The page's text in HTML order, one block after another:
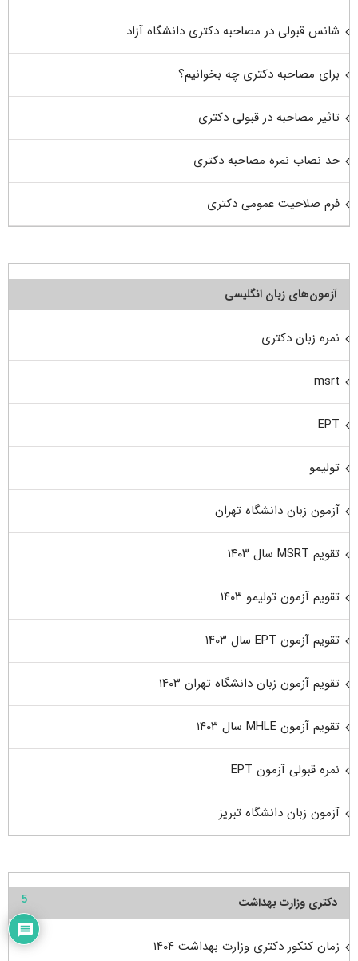
شانس قبولی در مصاحبه دکتری دانشگاه آزاد
برای مصاحبه دکتری چه بخوانیم؟
تاثیر مصاحبه در قبولی دکتری
حد نصاب نمره مصاحبه دکتری
فرم صلاحیت عمومی دکتری
آزمون‌های زبان انگلیسی
نمره زبان دکتری
msrt
EPT
تولیمو
آزمون زبان دانشگاه تهران
تقویم MSRT سال ۱۴۰۳
تقویم آزمون تولیمو ۱۴۰۳
تقویم آزمون EPT سال ۱۴۰۳
تقویم آزمون زبان دانشگاه تهران ۱۴۰۳
تقویم آزمون MHLE سال ۱۴۰۳
نمره قبولی آزمون EPT
آزمون زبان دانشگاه تبریز
دکتری وزارت بهداشت
زمان کنکور دکتری وزارت بهداشت ۱۴۰۴
5